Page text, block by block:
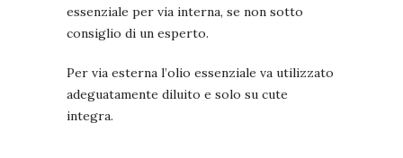
essenziale per via interna, se non sotto
consiglio di un esperto.
Per via esterna l’olio essenziale va utilizzato
adeguatamente diluito e solo su cute
integra.